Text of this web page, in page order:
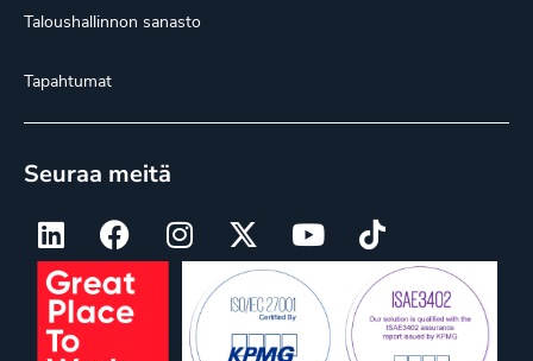
Taloushallinnon sanasto
Tapahtumat
Seuraa meitä